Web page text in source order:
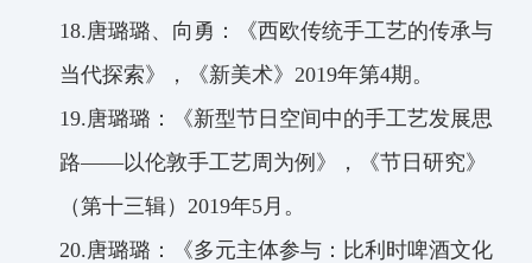
18.唐璐璐、向勇：《西欧传统手工艺的传承与
当代探索》，《新美术》2019年第4期。
19.唐璐璐：《新型节日空间中的手工艺发展思
路——以伦敦手工艺周为例》，《节日研究》
（第十三辑）2019年5月。
20.唐璐璐：《多元主体参与：比利时啤酒文化